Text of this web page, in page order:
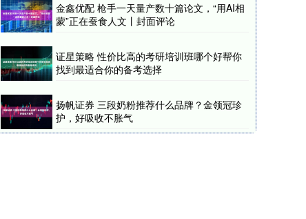
金鑫优配 枪手一天量产数十篇论文，“用AI相
蒙”正在蚕食人文丨封面评论
证星策略 性价比高的考研培训班哪个好帮你
找到最适合你的备考选择
扬帆证券 三段奶粉推荐什么品牌？金领冠珍
护，好吸收不胀气